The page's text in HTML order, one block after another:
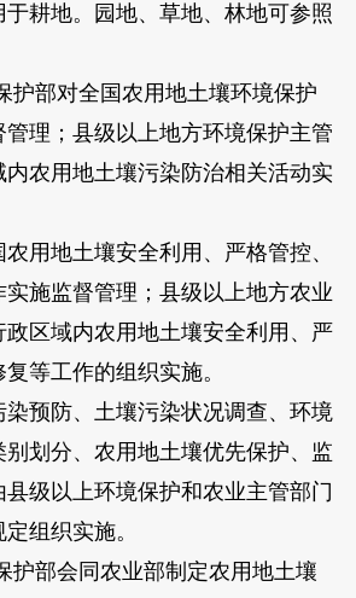
耕地。园地、草地、林地可参照
护部对全国农用地土壤环境保护
理；县级以上地方环境保护主管
农用地土壤污染防治相关活动实
地土壤安全利用、严格管控、
施监督管理；县级以上地方农业
政区域内农用地土壤安全利用、严
等工作的组织实施。
预防、土壤污染状况调查、环境
别划分、农用地土壤优先保护、监
级以上环境保护和农业主管部门
组织实施。
护部会同农业部制定农用地土壤